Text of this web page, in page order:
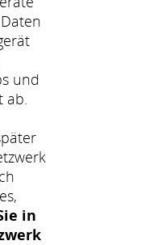
und
in